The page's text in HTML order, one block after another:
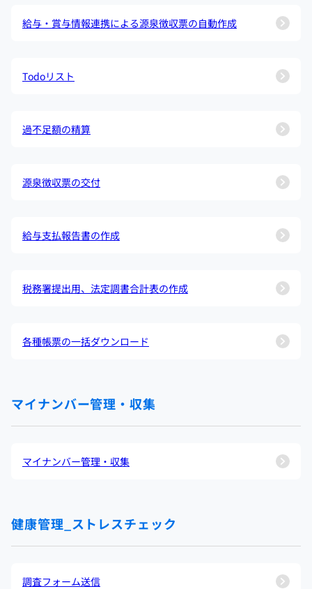
給与・賞与情報連携による源泉徴収票の自動作成
Todoリスト
過不足額の精算
源泉徴収票の交付
給与支払報告書の作成
税務署提出用、法定調書合計表の作成
各種帳票の一括ダウンロード
マイナンバー管理・収集
マイナンバー管理・収集
健康管理_ストレスチェック
調査フォーム送信